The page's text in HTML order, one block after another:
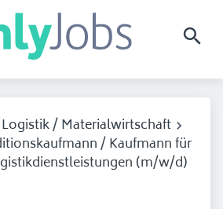
/ Materialwirtschaft
/ Kaufmann für
(m/w/d)